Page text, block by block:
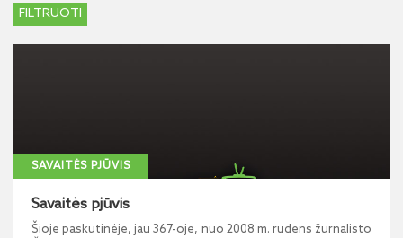
SAVAITĖS PJŪVIS
Savaitės pjūvis
Šioje paskutinėje, jau 367-oje, nuo 2008 m. rudens žurnalisto